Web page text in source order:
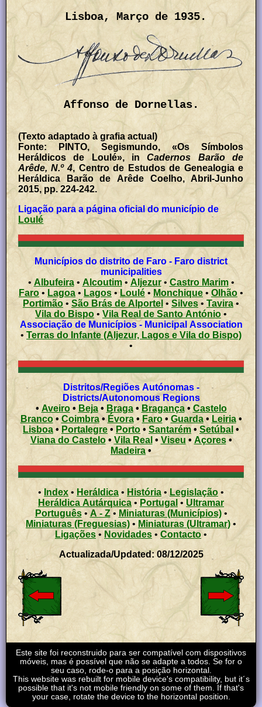
Lisboa, Março de 1935.
Affonso de Dornellas.
(Texto adaptado à grafia actual)
Fonte: PINTO, Segismundo, «Os Símbolos
Heráldicos de Loulé», inCadernos Barão de
Arêde, N.º 4, Centro de Estudos de Genealogia e
Heráldica Barão de Arêde Coelho, Abril-Junho
2015, pp. 224-242.
Ligação para a página oficial do município de
Loulé
Municípios do distrito de Faro - Faro district
municipalities
• Albufeira• Alcoutim• Aljezur• Castro Marim•
Faro• Lagoa • Lagos• Loulé • Monchique • Olhão •
Portimão • São Brás de Alportel •Silves •Tavira•
Vila do Bispo • Vila Real de Santo António •
Associação de Municípios - Municipal Association
• Terras do Infante (Aljezur, Lagos e Vila do Bispo)
•
Distritos/Regiões Autónomas -
Districts/Autonomous Regions
• Aveiro• Beja• Braga• Bragança•Castelo
Branco• Coimbra• Évora• Faro• Guarda• Leiria•
Lisboa • Portalegre • Porto •Santarém• Setúbal •
Viana do Castelo•Vila Real • Viseu • Açores•
Madeira •
• Index •Heráldica • História • Legislação •
Heráldica Autárquica • Portugal • Ultramar
Português• A - Z• Miniaturas (Municípios)•
Miniaturas (Freguesias) • Miniaturas (Ultramar) •
Ligações •Novidades • Contacto •
Actualizada/Updated: 08/12/2025
Este site foi reconstruido para ser compatível com dispositivos
móveis, mas é possível que não se adapte a todos. Se for o
seu caso, rode-o para a posição horizontal.
This website was rebuilt for mobile device's compatibility, but it´s
possible that it's not mobile friendly on some of them. If that's
your case, rotate the device to the horizontal position.